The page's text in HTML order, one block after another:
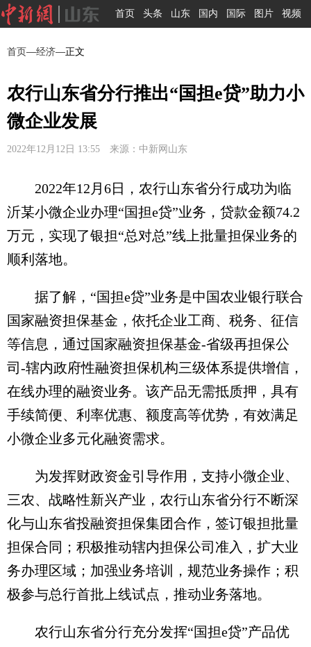
首页 头条 山东 国内 国际 图片 视频
首页—经济—正文
农行山东省分行推出“国担e贷”助力小
微企业发展
2022年12月12日 13:55 来源：中新网山东
2022年12月6日，农行山东省分行成功为临
沂某小微企业办理“国担e贷”业务，贷款金额74.2
万元，实现了银担“总对总”线上批量担保业务的
顺利落地。
据了解，“国担e贷”业务是中国农业银行联合
国家融资担保基金，依托企业工商、税务、征信
等信息，通过国家融资担保基金-省级再担保公
司-辖内政府性融资担保机构三级体系提供增信，
在线办理的融资业务。该产品无需抵质押，具有
手续简便、利率优惠、额度高等优势，有效满足
小微企业多元化融资需求。
为发挥财政资金引导作用，支持小微企业、
三农、战略性新兴产业，农行山东省分行不断深
化与山东省投融资担保集团合作，签订银担批量
担保合同；积极推动辖内担保公司准入，扩大业
务办理区域；加强业务培训，规范业务操作；积
极参与总行首批上线试点，推动业务落地。
农行山东省分行充分发挥“国担e贷”产品优